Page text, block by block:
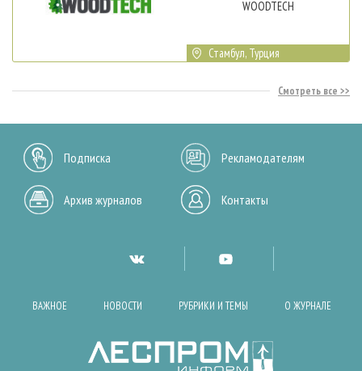
WOODTECH
Стамбул, Турция
Смотреть все
Подписка Рекламодателям
Архив журналов Контакты
ВАЖНОЕ НОВОСТИ РУБРИКИ И ТЕМЫ О ЖУРНАЛЕ